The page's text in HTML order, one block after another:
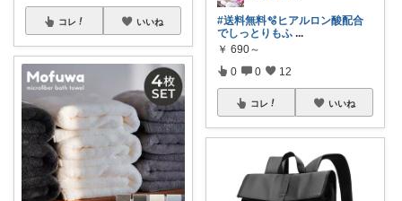
コレ いいね
#送料無料🫧ヒアルロン酸配合
でしっとりもふ ...
￥ 690～
0 0 12
コレ いいね